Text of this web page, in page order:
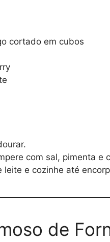
cortado em cubos
com sal, pimenta e
leite e cozinhe até
de